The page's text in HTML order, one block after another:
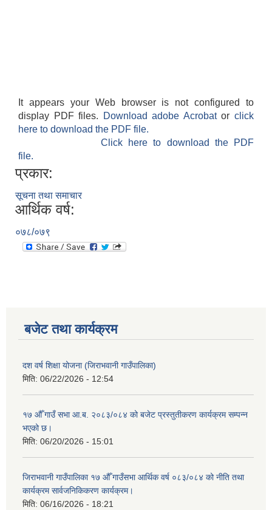
It appears your Web browser is not configured to
display PDF files.
Download adobe Acrobatorclick
here to download the PDF file.
Click here to download the PDF
file.
प्रकार:
सूचना तथा समाचार
आर्थिक वर्ष:
०७८/०७९
बजेट तथा कार्यक्रम
दश वर्ष शिक्षा योजना (जिराभवानी गाउँपालिका)
मिति: 06/22/2026 - 12:54
१७ औँ गाउँ सभा आ.ब. २०८३/०८४ को बजेट प्रस्तुतीकरण कार्यक्रम सम्पन्न
भएको छ।
मिति: 06/20/2026 - 15:01
जिराभवानी गाउँपालिका १७ औँ गाउँसभा आर्थिक वर्ष ०८३/०८४ को नीति तथा
कार्यक्रम सार्वजनिकिकरण कार्यक्रम।
मिति: 06/16/2026 - 18:21